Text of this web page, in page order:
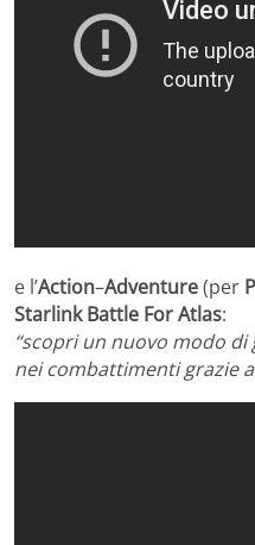
e l’Action–Adventure(per
Starlink Battle For Atlas:
“scopri un nuovo modo
nei combattimenti grazie